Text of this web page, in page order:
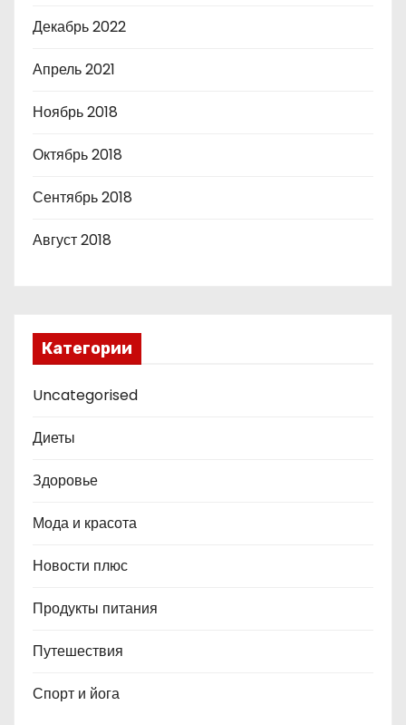
Декабрь 2022
Апрель 2021
Ноябрь 2018
Октябрь 2018
Сентябрь 2018
Август 2018
Категории
Uncategorised
Диеты
Здоровье
Мода и красота
Новости плюс
Продукты питания
Путешествия
Спорт и йога